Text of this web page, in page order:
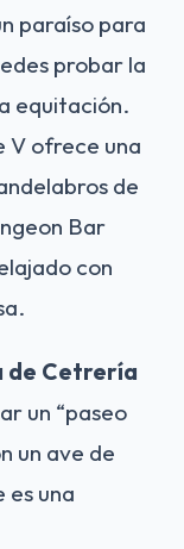
paraíso para
probar la
equitación.
V ofrece una
de
Bar
con
de Cetrería
un “paseo
un ave de
una